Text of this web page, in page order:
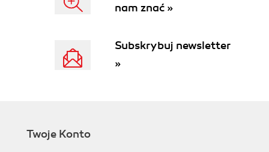
nam znać »
Subskrybuj newsletter
»
Twoje Konto